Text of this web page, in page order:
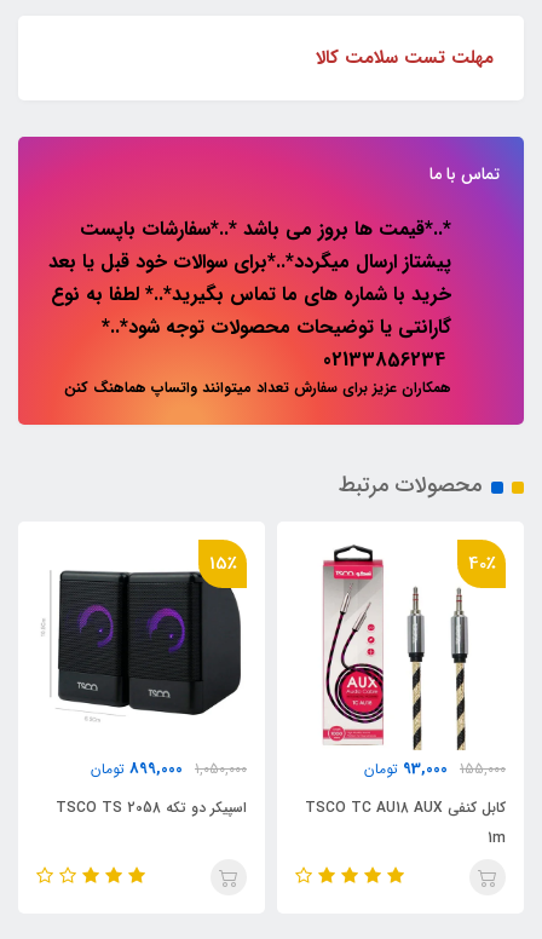
مهلت تست سلامت کالا
تماس با ما
*..*قیمت ها بروز می باشد *..*سفارشات باپست
پیشتاز ارسال میگردد*..*برای سوالات خود قبل یا بعد
خرید با شماره های ما تماس بگیرید*..* لطفا به نوع
گارانتی یا توضیحات محصولات توجه شود*..*
همکاران عزیز برای سفارش تعداد میتوانند واتساپ هماهنگ کنن
محصولات مرتبط
40٪
155,000
93,000 تومان
کابل کنفی TSCO TC AU18 AUX
1m
15٪
1,050,000
899,000 تومان
اسپیکر دو تکه TSCO TS 2058